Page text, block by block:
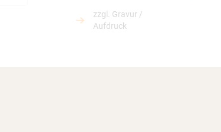
zzgl. Gravur /
Aufdruck